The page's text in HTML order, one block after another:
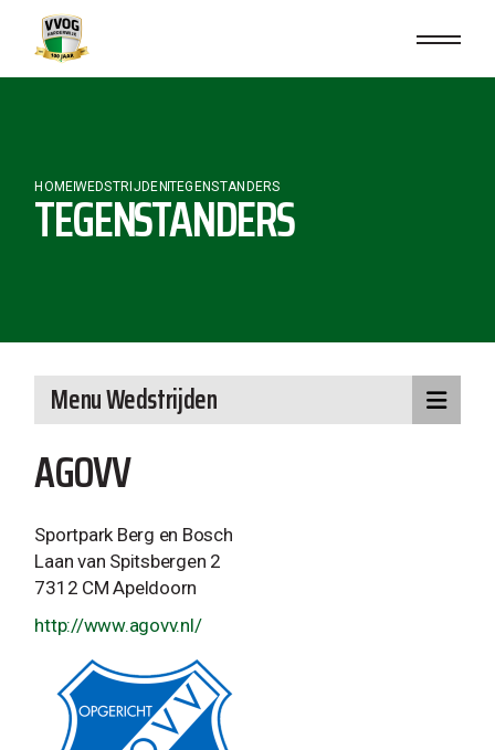
content
HOMEWEDSTRIJDEN TEGENSTANDERS
TEGENSTANDERS
AGOVV
Sportpark Berg en Bosch
Laan van Spitsbergen 2
7312 CM Apeldoorn
http://www.agovv.nl/
Menu Wedstrijden